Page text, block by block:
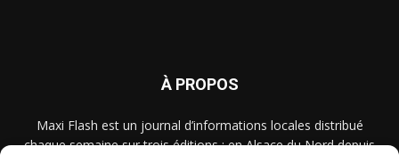
À PROPOS
Maxi Flash est un journal d’informations locales distribué
chaque semaine sur trois éditions : en Alsace du Nord depuis